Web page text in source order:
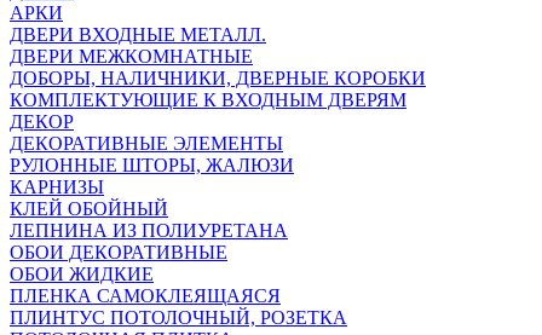
АРКИ
ДВЕРИ ВХОДНЫЕ МЕТАЛЛ.
ДВЕРИ МЕЖКОМНАТНЫЕ
ДОБОРЫ, НАЛИЧНИКИ, ДВЕРНЫЕ КОРОБКИ
КОМПЛЕКТУЮЩИЕ К ВХОДНЫМ ДВЕРЯМ
ДЕКОР
ДЕКОРАТИВНЫЕ ЭЛЕМЕНТЫ
РУЛОННЫЕ ШТОРЫ, ЖАЛЮЗИ
КАРНИЗЫ
КЛЕЙ ОБОЙНЫЙ
ЛЕПНИНА ИЗ ПОЛИУРЕТАНА
ОБОИ ДЕКОРАТИВНЫЕ
ОБОИ ЖИДКИЕ
ПЛЕНКА САМОКЛЕЯЩАЯСЯ
ПЛИНТУС ПОТОЛОЧНЫЙ, РОЗЕТКА